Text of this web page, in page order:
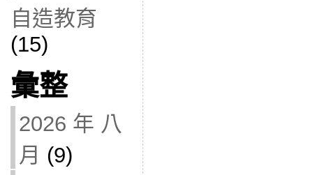
自造教育
(15)
彙整
2026 年 八
月 (9)